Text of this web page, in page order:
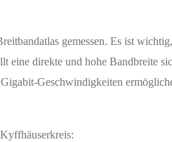
gemessen. Es ist
eine direkte und hohe Bandbreite
Geschwindigkeiten